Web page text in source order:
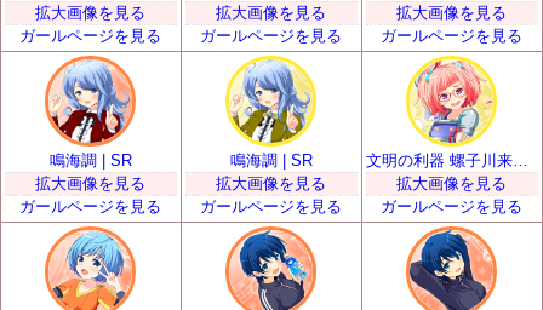
拡大画像を見る
ガールページを見る
拡大画像を見る
ガールページを見る
拡大画像を見る
ガールページを見る
鳴海調 | SR
拡大画像を見る
ガールページを見る
鳴海調 | SR
拡大画像を見る
ガールページを見る
文明の利器 螺子川来夢 | SR
拡大画像を見る
ガールページを見る